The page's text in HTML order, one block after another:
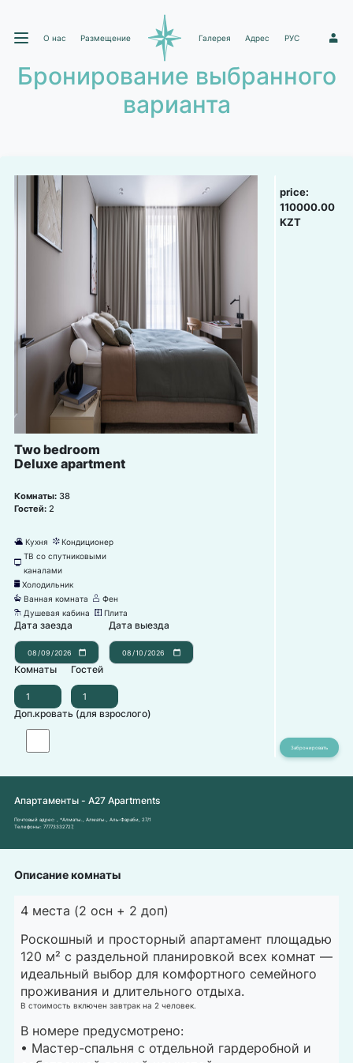
О нас Размещение Галерея Адрес РУС 1
Бронирование выбранного
варианта
Two bedroom
Deluxe apartment
Комнаты: 38
Гостей: 2
댐 Кухня 뀸 Кондиционер
넎
ТВ со спутниковыми
каналами
녒 Холодильник
넸 Ванная комната 덶 Фен
댴 Душевая кабина 덓 Плита
Дата заезда Дата выезда
Комнаты Гостей
Доп.кровать (для взрослого)
price:
110000.00
KZT
Апартаменты - А27 Apartments
Почтовый адрес:
, *Алматы., Алматы., Аль-Фараби, 27/1
Телефоны: 77773332727,
Описание комнаты